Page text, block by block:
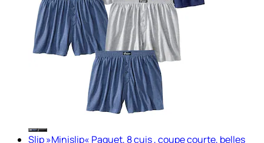
Slip »Minislip« Paquet, 8 cuis , coupe courte, belles